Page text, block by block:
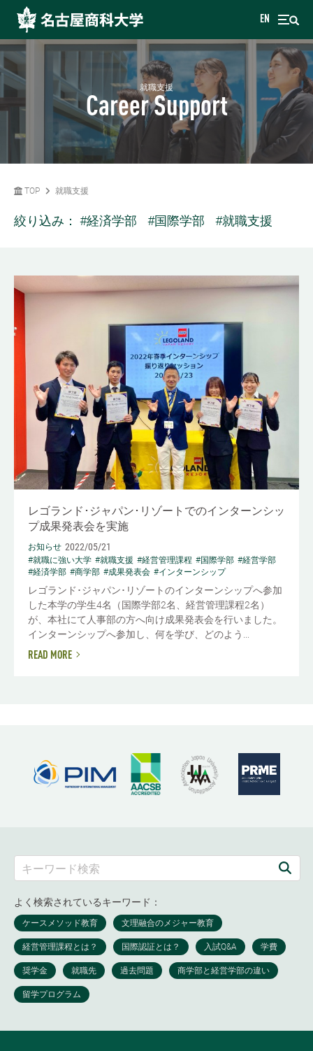
EN
就職支援
Career Support
TOP 就職支援
絞り込み： #経済学部 #国際学部 #就職支援
レゴランド･ジャパン･リゾートでのインターンシッ
プ成果発表会を実施
お知らせ 2022/05/21
#就職に強い大学 #就職支援 #経営管理課程 #国際学部 #経営学部
#経済学部 #商学部 #成果発表会 #インターンシップ
レゴランド･ジャパン･リゾートのインターンシップへ参加
した本学の学生4名（国際学部2名、経営管理課程2名）
が、本社にて人事部の方へ向け成果発表会を行いました。
インターンシップへ参加し、何を学び、どのよう...
READ MORE
よく検索されているキーワード：